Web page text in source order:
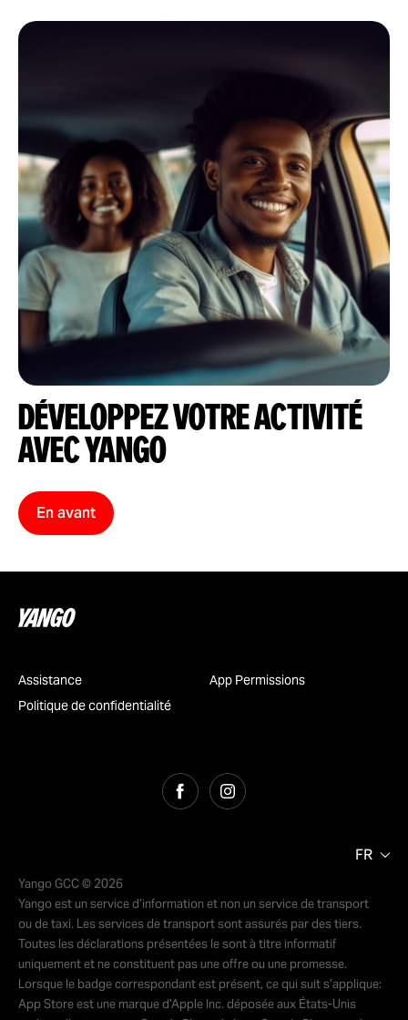
DÉVELOPPEZ VOTRE ACTIVITÉ
AVEC YANGO
En avant
Assistance
Politique de confidentialité
App Permissions
FR
Yango GCC © 2026
Yango est un service d’information et non un service de transport
ou de taxi. Les services de transport sont assurés par des tiers.
Toutes les déclarations présentées le sont à titre informatif
uniquement et ne constituent pas une offre ou une promesse.
Lorsque le badge correspondant est présent, ce qui suit s’applique:
App Store est une marque d’Apple Inc. déposée aux États-Unis